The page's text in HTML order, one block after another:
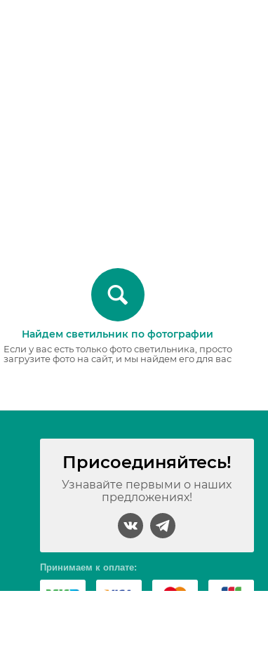
Найдем светильник по фотографии
Если у вас есть только фото светильника, просто
загрузите фото на сайт, и мы найдем его для вас
Присоединяйтесь!
Узнавайте первыми о наших
предложениях!
Принимаем к оплате: